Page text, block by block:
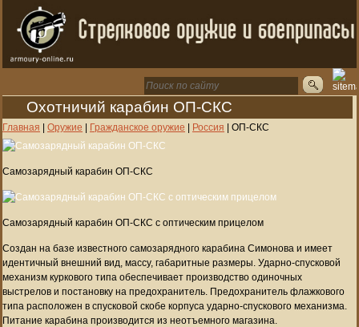
Охотничий карабин ОП-СКС
Главная | Оружие | Гражданское оружие | Россия | ОП-СКС
Самозарядный карабин ОП-СКС
Самозарядный карабин ОП-СКС с оптическим прицелом
Создан на базе известного самозарядного карабина Симонова и имеет
идентичный внешний вид, массу, габаритные размеры. Ударно-спусковой
механизм куркового типа обеспечивает производство одиночных
выстрелов и постановку на предохранитель. Предохранитель флажкового
типа расположен в спусковой скобе корпуса ударно-спускового механизма.
Питание карабина производится из неотъемного магазина.